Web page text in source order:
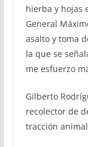
hierba y hojas
General
asalto y toma
la que se
me esfuerzo
Gilberto
recolector de
tracción